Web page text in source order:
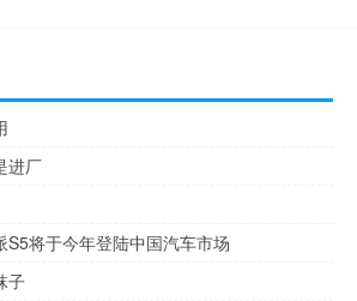
进厂
S5将于今年登陆中国汽车市场
子